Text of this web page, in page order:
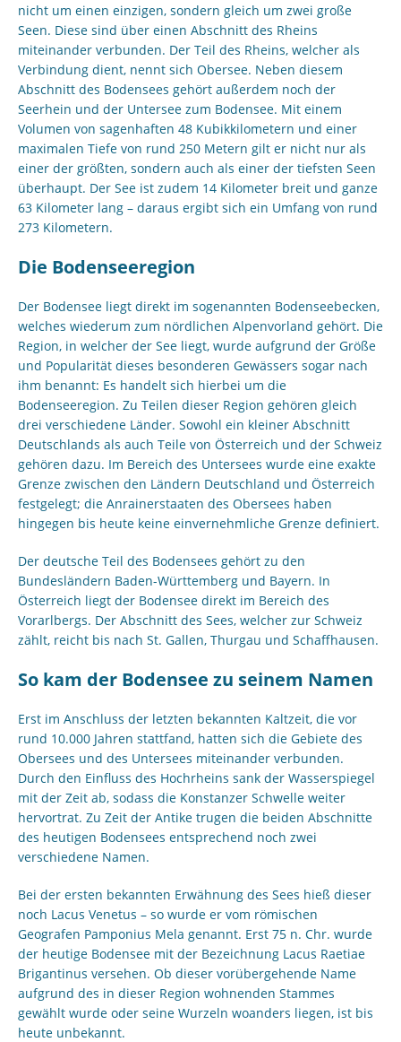
nicht um einen einzigen, sondern gleich um zwei große
Seen. Diese sind über einen Abschnitt des Rheins
miteinander verbunden. Der Teil des Rheins, welcher als
Verbindung dient, nennt sich Obersee. Neben diesem
Abschnitt des Bodensees gehört außerdem noch der
Seerhein und der Untersee zum Bodensee. Mit einem
Volumen von sagenhaften 48 Kubikkilometern und einer
maximalen Tiefe von rund 250 Metern gilt er nicht nur als
einer der größten, sondern auch als einer der tiefsten Seen
überhaupt. Der See ist zudem 14 Kilometer breit und ganze
63 Kilometer lang – daraus ergibt sich ein Umfang von rund
273 Kilometern.
Die Bodenseeregion
Der Bodensee liegt direkt im sogenannten Bodenseebecken,
welches wiederum zum nördlichen Alpenvorland gehört. Die
Region, in welcher der See liegt, wurde aufgrund der Größe
und Popularität dieses besonderen Gewässers sogar nach
ihm benannt: Es handelt sich hierbei um die
Bodenseeregion. Zu Teilen dieser Region gehören gleich
drei verschiedene Länder. Sowohl ein kleiner Abschnitt
Deutschlands als auch Teile von Österreich und der Schweiz
gehören dazu. Im Bereich des Untersees wurde eine exakte
Grenze zwischen den Ländern Deutschland und Österreich
festgelegt; die Anrainerstaaten des Obersees haben
hingegen bis heute keine einvernehmliche Grenze definiert.
Der deutsche Teil des Bodensees gehört zu den
Bundesländern Baden-Württemberg und Bayern. In
Österreich liegt der Bodensee direkt im Bereich des
Vorarlbergs. Der Abschnitt des Sees, welcher zur Schweiz
zählt, reicht bis nach St. Gallen, Thurgau und Schaffhausen.
So kam der Bodensee zu seinem Namen
Erst im Anschluss der letzten bekannten Kaltzeit, die vor
rund 10.000 Jahren stattfand, hatten sich die Gebiete des
Obersees und des Untersees miteinander verbunden.
Durch den Einfluss des Hochrheins sank der Wasserspiegel
mit der Zeit ab, sodass die Konstanzer Schwelle weiter
hervortrat. Zu Zeit der Antike trugen die beiden Abschnitte
des heutigen Bodensees entsprechend noch zwei
verschiedene Namen.
Bei der ersten bekannten Erwähnung des Sees hieß dieser
noch Lacus Venetus – so wurde er vom römischen
Geografen Pamponius Mela genannt. Erst 75 n. Chr. wurde
der heutige Bodensee mit der Bezeichnung Lacus Raetiae
Brigantinus versehen. Ob dieser vorübergehende Name
aufgrund des in dieser Region wohnenden Stammes
gewählt wurde oder seine Wurzeln woanders liegen, ist bis
heute unbekannt.